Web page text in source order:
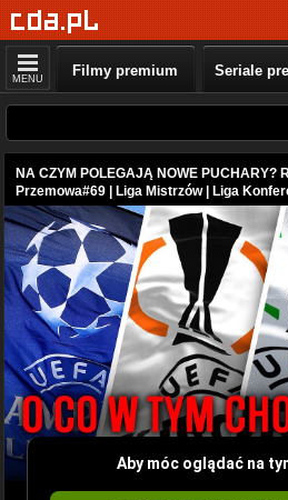
MENU Filmy premium Seriale
NA CZYM POLEGAJĄ NOWE PUCHARY?
Przemowa#69 | Liga Mistrzów | Liga
Aby móc oglądać na